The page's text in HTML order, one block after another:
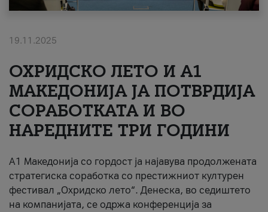
Надополни кредит
#ПодобарОнлајн
19.11.2025
ОХРИДСКО ЛЕТО И A1
МАКЕДОНИЈА ЈА ПОТВРДИЈА
СОРАБОТКАТА И ВО
НАРЕДНИТЕ ТРИ ГОДИНИ
A1 Македонија со гордост ја најавува продолжената
стратегиска соработка со престижниот културен
фестивал „Охридско лето“. Денеска, во седиштето
на компанијата, се одржа конференција за